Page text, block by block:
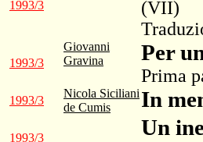
1993/3
(VII)
1993/3
Giovanni
Gravina
Per
Prima
1993/3
Nicola Siciliani
de Cumis
In
1993/3 Un